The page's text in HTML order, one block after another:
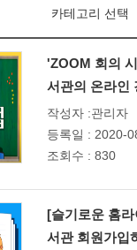
카테고리 선택
'ZOOM 회의
서관의 온라인
작성자 :관리자
등록일 : 2020-
조회수 : 830
[슬기로운 홈
서관 회원가입